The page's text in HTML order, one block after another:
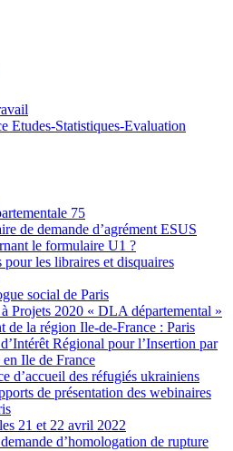
Etudes-Statistiques-Evaluation
75
de demande d’agrément ESUS
le formulaire U1 ?
les libraires et disquaires
social de Paris
Projets 2020 « DLA départemental »
de la région Ile-de-France : Paris
Régional pour l’Insertion par
Ile de France
d’accueil des réfugiés ukrainiens
de présentation des webinaires
21 et 22 avril 2022
d’homologation de rupture